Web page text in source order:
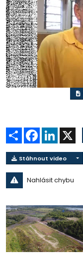
Sdílet Facebook
LinkedIn
Stáhnout video
Nahlásit chybu